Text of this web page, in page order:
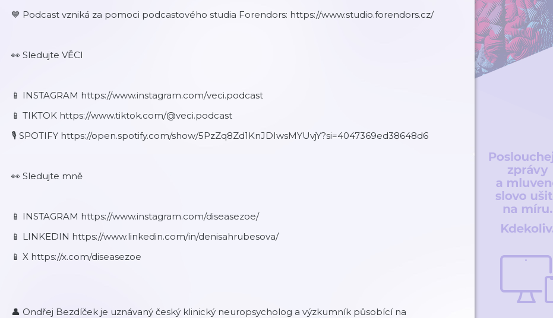
💙 Podcast vzniká za pomoci podcastového studia Forendors: ⁠https://www.studio.forendors.cz/⁠
👀 Sledujte VĚCI
⁠📱 INSTAGRAM ⁠https://www.instagram.com/veci.podcast⁠
⁠⁠📱 TIKTOK https://www.tiktok.com/@veci.podcast⁠
🎙️ SPOTIFY https://open.spotify.com/show/5PzZq8Zd1KnJDIwsMYUvjY?si=4047369ed38648d6
👀 Sledujte mně
⁠📱 INSTAGRAM https://www.instagram.com/diseasezoe/
⁠📱 LINKEDIN https://www.linkedin.com/in/denisahrubesova/
⁠📱 X https://x.com/diseasezoe⁠
👤 Ondřej Bezdíček je uznávaný český klinický neuropsycholog a výzkumník působící na